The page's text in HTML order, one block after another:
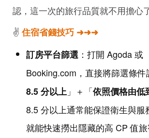
認，這一次的旅行品質就不用擔心
✌️住宿省錢技巧 ➜➜➜
訂房平台篩選 ：打開 Agoda 或
Booking.com，直接將篩選條件
8.5 分以上 」＋「依照價格由低
8.5 分以上通常能保證衛生與服
就能快速撈出隱藏的高 CP 值